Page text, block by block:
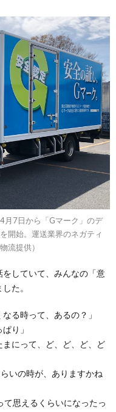
月7日から「Gマーク」のデ
開始。運送業界のネガティ
流提供）
していて、みんなの「意
た。
る時って、あるの？」
り」
にって、ど、ど、ど、ど
いの時が、ありますかね
思えるくらいになったっ